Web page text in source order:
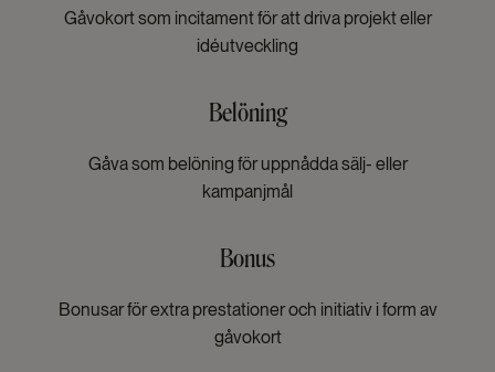
Gåvokort som incitament för att driva projekt eller
idéutveckling
Belöning
Gåva som belöning för uppnådda sälj- eller
kampanjmål
Bonus
Bonusar för extra prestationer och initiativ i form av
gåvokort